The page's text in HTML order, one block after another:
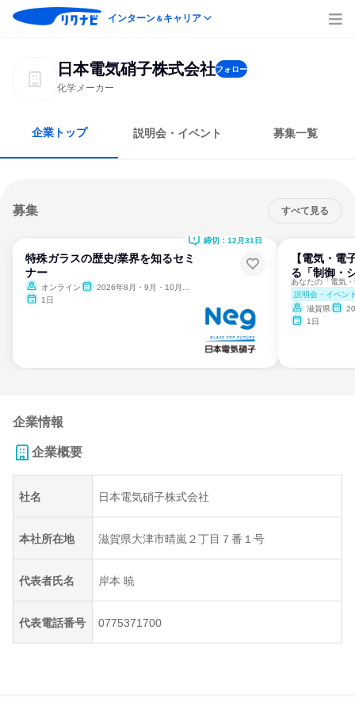
インターン＆キャリア
日本電気硝子株式会社フォロー
化学メーカー
企業トップ 説明会・イベント 募集一覧
募集 すべて見る
特殊ガラスの歴史/業界を知るセミ
ナー
オンライン
2026年8月・9月・10月・11月・12月
1日
締切：12月31日
【電気・電
る「制御・
説明会・イベン
滋賀県
1日
企業情報
企業概要
社名 日本電気硝子株式会社
本社所在地 滋賀県大津市晴嵐２丁目７番１号
代表者氏名 岸本 暁
代表電話番号 0775371700